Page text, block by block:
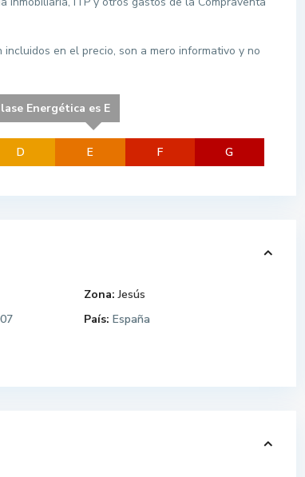
en el precio, son a mero informativo y no
D
Energética es E
E F G
Zona: Jesús
País: España